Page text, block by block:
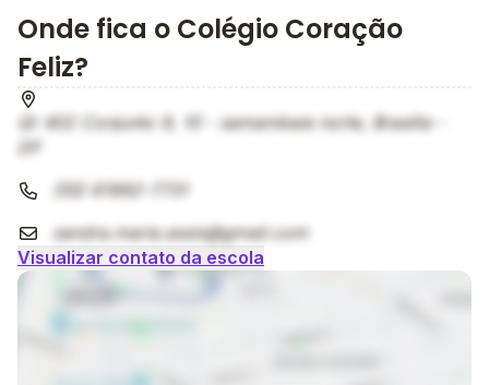
Onde fica o Colégio Coração
Feliz?
Qr 402 Conjunto 9, 10 - samambaia norte, Brasília -
DF
(55) 61992-7731
sandra.maria.assis@gmail.com
Visualizar contato da escola